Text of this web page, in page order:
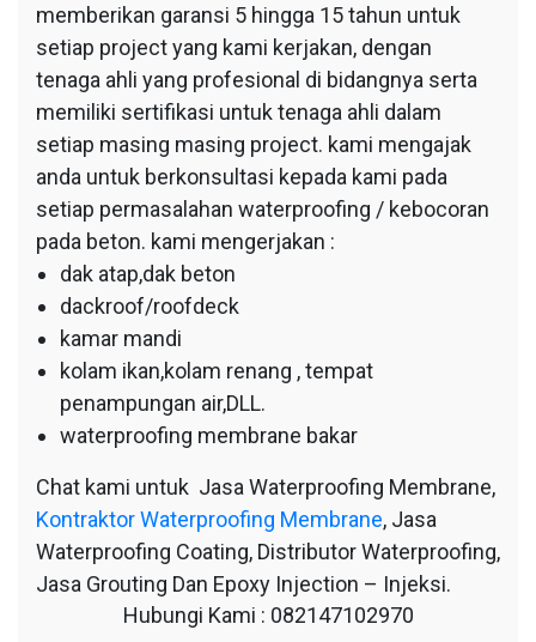
memberikan garansi 5 hingga 15 tahun untuk
setiap project yang kami kerjakan, dengan
tenaga ahli yang profesional di bidangnya serta
memiliki sertifikasi untuk tenaga ahli dalam
setiap masing masing project. kami mengajak
anda untuk berkonsultasi kepada kami pada
setiap permasalahan waterproofing / kebocoran
pada beton. kami mengerjakan :
dak atap,dak beton
dackroof/roofdeck
kamar mandi
kolam ikan,kolam renang , tempat
penampungan air,DLL.
waterproofing membrane bakar
Chat kami untuk Jasa Waterproofing Membrane,
Kontraktor Waterproofing Membrane, Jasa
Waterproofing Coating, Distributor Waterproofing,
Jasa Grouting Dan Epoxy Injection – Injeksi.
Hubungi Kami : 082147102970